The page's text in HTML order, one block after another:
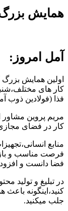
همایش
آمل امروز:
اولین همایش
کار های
فذا (فولادین ذوب
مریم پروین
کار در فضای
منابع
فرصت مناسب و
فضا دانست و
در تبلیغ و تولید
کنید،اینگونه
جلب میکنید.